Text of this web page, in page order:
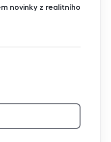
novinky z realitního